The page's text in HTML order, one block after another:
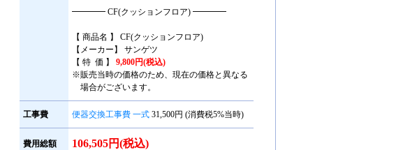
━━━━ CF(クッションフロア) ━━━━
【 商品名 】 CF(クッションフロア)
【メーカー】 サンゲツ
【 特 価 】 9,800円(税込)
※販売当時の価格のため、現在の価格と異なる
場合がございます。
工事費 便器交換工事費 一式 31,500円 (消費税5%当時)
費用総額 106,505円(税込)